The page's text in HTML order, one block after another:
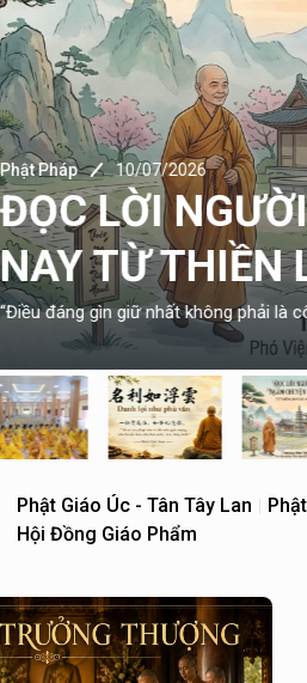
07/2026
NGƯỜI XƯA,
THIỀN LÂM
nhất không phải là công việc mì...
Phật Giáo Úc - Tân Tây Lan |
Hội Đồng Giáo Phẩm